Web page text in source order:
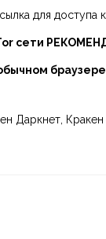
для доступа
сети
Даркнет,